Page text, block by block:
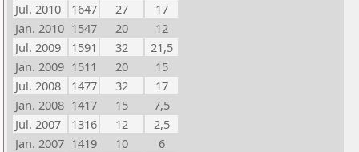
Jul. 2010
1647 27
17
Jan. 2010 1547 20
12
Jul. 2009
1591 32
21,5
Jan. 2009 1511 20
15
Jul. 2008
1477 32
17
Jan. 2008 1417 15
7,5
Jul. 2007
1316 12
2,5
Jan. 2007 1419 10
6